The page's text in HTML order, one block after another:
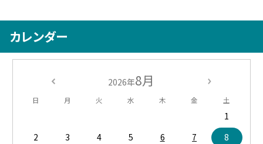
カレンダー
2026年8月
日 月 火 水 木 金 土
1
2
3 4 5 6 7
8